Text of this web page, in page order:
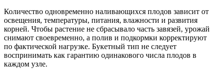
Количество одновременно наливающихся плодов зависит от
освещения, температуры, питания, влажности и развития
корней. Чтобы растение не сбрасывало часть завязей, урожай
снимают своевременно, а полив и подкормки корректируют
по фактической нагрузке. Букетный тип не следует
воспринимать как гарантию одинакового числа плодов в
каждом узле.